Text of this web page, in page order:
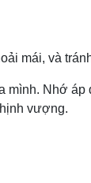
mái, và
Nhớ
vượng.